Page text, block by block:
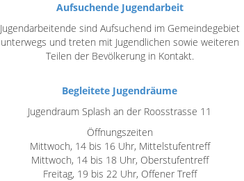
Aufsuchende Jugendarbeit
Jugendarbeitende sind Aufsuchend im Gemeindegebiet
unterwegs und treten mit Jugendlichen sowie weiteren
Teilen der Bevölkerung in Kontakt.
Begleitete Jugendräume
Jugendraum Splash an der Roosstrasse 11
Öffnungszeiten
Mittwoch, 14 bis 16 Uhr, Mittelstufentreff
Mittwoch, 14 bis 18 Uhr, Oberstufentreff
Freitag, 19 bis 22 Uhr, Offener Treff